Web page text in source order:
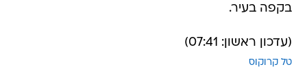
בקפה בעיר.
(עדכון ראשון: 07:41)
טל קרוקוס